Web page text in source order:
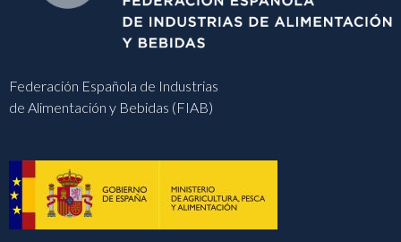
Federación Española de Industrias
de Alimentación y Bebidas (FIAB)